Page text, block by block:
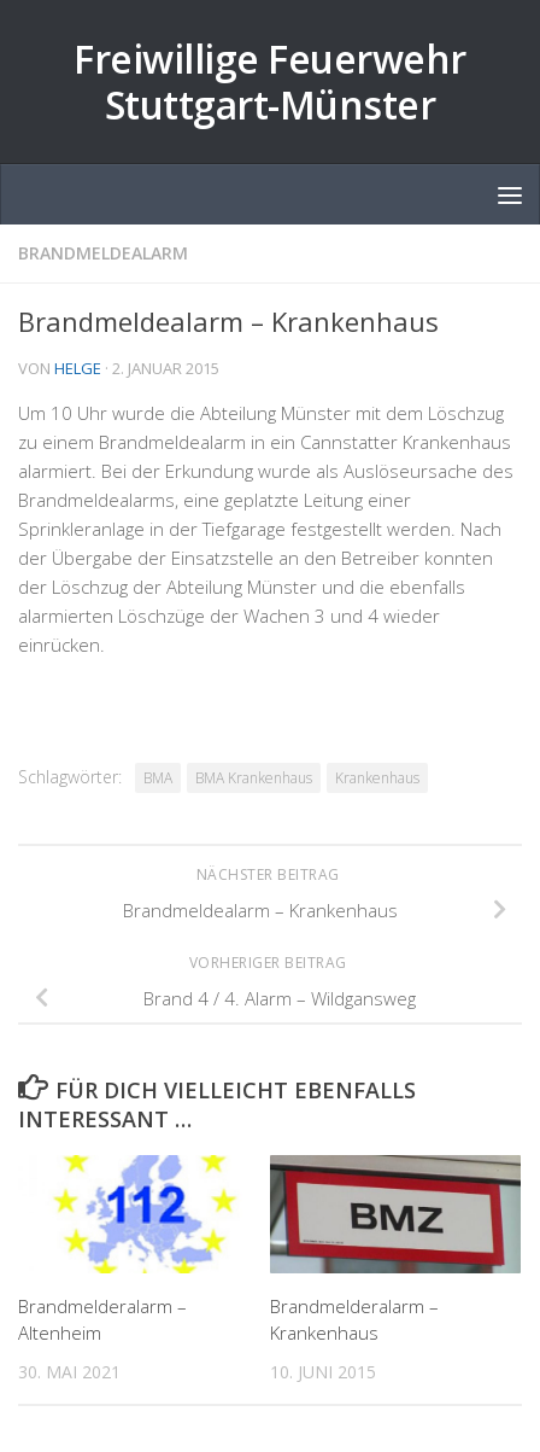
Freiwillige Feuerwehr
Stuttgart-Münster
BRANDMELDEALARM
Brandmeldealarm – Krankenhaus
VON HELGE · 2. JANUAR 2015
Um 10 Uhr wurde die Abteilung Münster mit dem Löschzug
zu einem Brandmeldealarm in ein Cannstatter Krankenhaus
alarmiert. Bei der Erkundung wurde als Auslöseursache des
Brandmeldealarms, eine geplatzte Leitung einer
Sprinkleranlage in der Tiefgarage festgestellt werden. Nach
der Übergabe der Einsatzstelle an den Betreiber konnten
der Löschzug der Abteilung Münster und die ebenfalls
alarmierten Löschzüge der Wachen 3 und 4 wieder
einrücken.
Schlagwörter: BMA BMA Krankenhaus Krankenhaus
NÄCHSTER BEITRAG
Brandmeldealarm – Krankenhaus
VORHERIGER BEITRAG
Brand 4 / 4. Alarm – Wildgansweg
FÜR DICH VIELLEICHT EBENFALLS
INTERESSANT …
Brandmelderalarm –
Altenheim
30. MAI 2021
Brandmelderalarm –
Krankenhaus
10. JUNI 2015